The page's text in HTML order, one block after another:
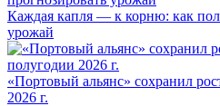
Каждая капля — к корню: как
урожай
«Портовый альянс» сохранил
2026 г.